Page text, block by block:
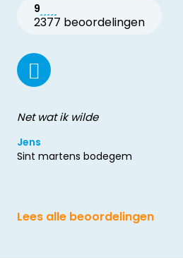
9
2377 beoordelingen
Net wat ik wilde
Jens
Sint martens bodegem
Lees alle beoordelingen